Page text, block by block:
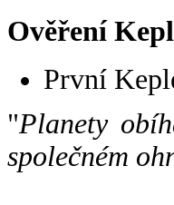
Ověření
První
"Planety
společném